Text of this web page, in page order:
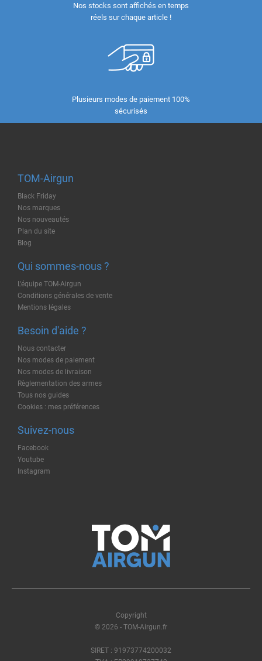
Nos stocks sont affichés en temps
réels sur chaque article !
Plusieurs modes de paiement 100%
sécurisés
TOM-Airgun
Black Friday
Nos marques
Nos nouveautés
Plan du site
Blog
Qui sommes-nous ?
L'équipe TOM-Airgun
Conditions générales de vente
Mentions légales
Besoin d'aide ?
Nous contacter
Nos modes de paiement
Nos modes de livraison
Règlementation des armes
Tous nos guides
Cookies : mes préférences
Suivez-nous
Facebook
Youtube
Instagram
Copyright
© 2026 - TOM-Airgun.fr
SIRET : 91973774200032